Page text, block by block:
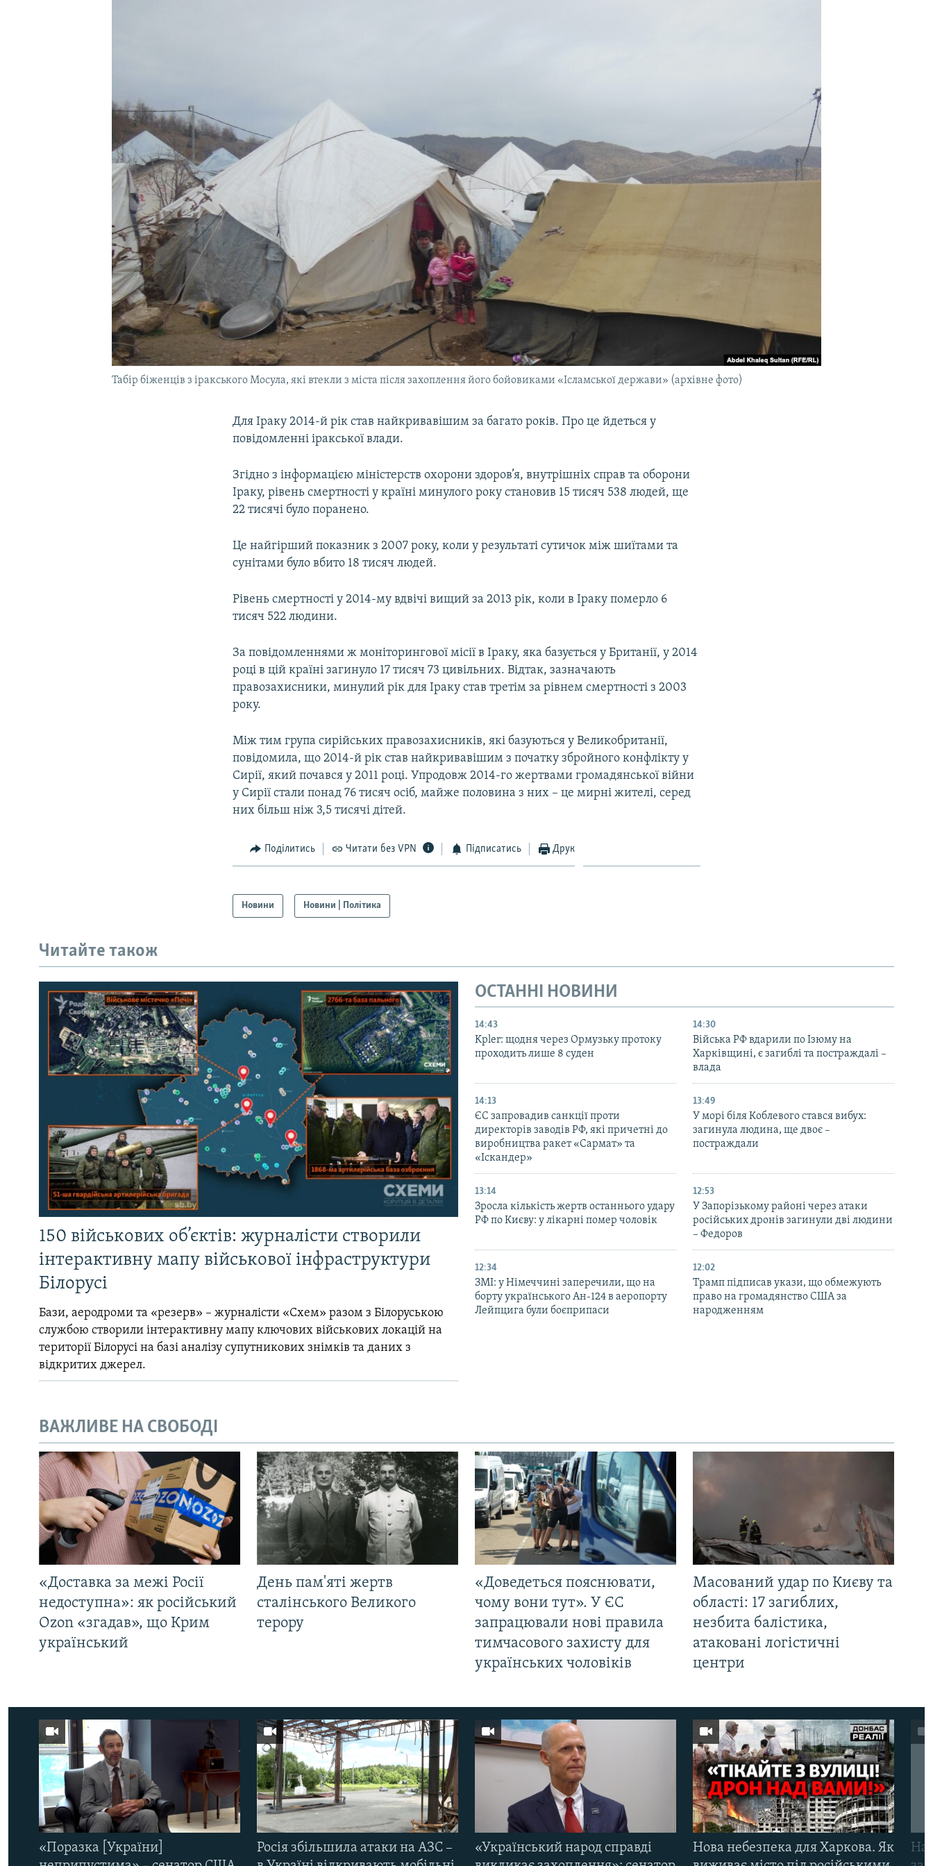
Табір біженців з іракського Мосула, які втекли з міста після захоплення його бойовиками «Ісламської держави» (архівне фото)
Для Іраку 2014-й рік став найкривавішим за багато років. Про це йдеться у
повідомленні іракської влади.
Згідно з інформацією міністерств охорони здоров’я, внутрішніх справ та оборони
Іраку, рівень смертності у країні минулого року становив 15 тисяч 538 людей, ще
22 тисячі було поранено.
Це найгірший показник з 2007 року, коли у результаті сутичок між шиїтами та
сунітами було вбито 18 тисяч людей.
Рівень смертності у 2014-му вдвічі вищий за 2013 рік, коли в Іраку померло 6
тисяч 522 людини.
За повідомленнями ж моніторингової місії в Іраку, яка базується у Британії, у 2014
році в цій країні загинуло 17 тисяч 73 цивільних. Відтак, зазначають
правозахисники, минулий рік для Іраку став третім за рівнем смертності з 2003
року.
Між тим група сирійських правозахисників, які базуються у Великобританії,
повідомила, що 2014-й рік став найкривавішим з початку збройного конфлікту у
Сирії, який почався у 2011 році. Упродовж 2014-го жертвами громадянської війни
у Сирії стали понад 76 тисяч осіб, майже половина з них – це мирні жителі, серед
них більш ніж 3,5 тисячі дітей.
Поділитись Читати без VPN Підписатись Друк
Новини Новини | Політика
Читайте також
150 військових об’єктів: журналісти створили
інтерактивну мапу військової інфраструктури
Білорусі
Бази, аеродроми та «резерв» – журналісти «Схем» разом з Білоруською
службою створили інтерактивну мапу ключових військових локацій на
території Білорусі на базі аналізу супутникових знімків та даних з
відкритих джерел.
ОСТАННІ НОВИНИ
14:43
Kpler: щодня через Ормузьку протоку
проходить лише 8 суден
14:30
Війська РФ вдарили по Ізюму на
Харківщині, є загиблі та постраждалі –
влада
14:13
ЄС запровадив санкції проти
директорів заводів РФ, які причетні до
виробництва ракет «Сармат» та
«Іскандер»
13:49
У морі біля Коблевого стався вибух:
загинула людина, ще двоє –
постраждали
13:14
Зросла кількість жертв останнього удару
РФ по Києву: у лікарні помер чоловік
12:53
У Запорізькому районі через атаки
російських дронів загинули дві людини
– Федоров
12:34
ЗМІ: у Німеччині заперечили, що на
борту українського Ан-124 в аеропорту
Лейпцига були боєприпаси
12:02
Трамп підписав укази, що обмежують
право на громадянство США за
народженням
ВАЖЛИВЕ НА СВОБОДІ
«Доставка за межі Росії
недоступна»: як російський
Ozon «згадав», що Крим
український
День пам'яті жертв
сталінського Великого
терору
«Доведеться пояснювати,
чому вони тут». У ЄС
запрацювали нові правила
тимчасового захисту для
українських чоловіків
Масований удар по Києву та
області: 17 загиблих,
незбита балістика,
атаковані логістичні
центри
«Поразка [України]
Росія збільшила атаки на АЗС –
«Український народ справді
Нова небезпека для Харкова. Як